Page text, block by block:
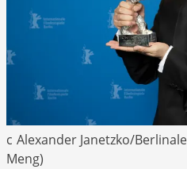
c Alexander Janetzko/
Meng)